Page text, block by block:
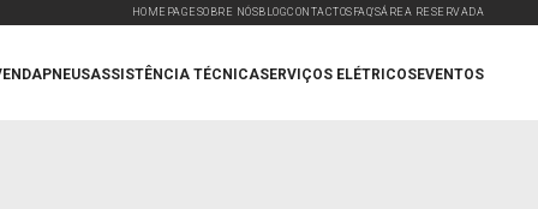
HOMEPAGE SOBRE NÓSBLOGCONTACTOS FAQ'SÁREA RESERVADA
PNEUSASSISTÊNCIA TÉCNICASERVIÇOS ELÉTRICOSEVENTOS